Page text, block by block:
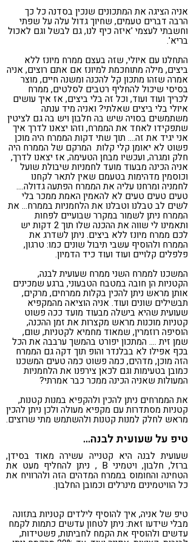
אניה הציגה את המתכונים שנכין בסדנה כל כך
הרבה דברים טעמים, שחיוך גדול עלה על שפתי
וחשבתי לעצמי 'איזה כיף לנו, גם לבשל וגם לאכול
בריא'.
התחלנו עם איולי, שזה בעצם ממרח מיונז ללא
ביצים, מילה מתוחכמת למיונז אם אתם רוצים, אניה
אמרה שזהו מתכון קל להכנה ומשנה חיים, מוצר
בסיסי שיכול להחליף רטבים לסלטים, ממרח
לכריך ועוד ועוד, וכל זה בלי ביצים, אז איך עושים
איולי בלי ביצים שאלתי? ואניה מיד ענתה
משתמשים בסויה שיש בה חלבון ויש בה גם לציטין
שתפקידו לאחד את הממרח, וזהו יצאנו לדרך איך
אני יגיד את זה…. תוך שתי דקות הממרח היה מוכן
פשוט לא יאומן קלי קלות המרקם של הממרח היה
חלק ומגרה, ועכשיו מבחן הטעימה, אז יצאנו לדרך,
אניה הכינה מבעוד מועד לחמניות שיבולת שועל
וכוסמין מדהימות בטעמם שאין לתאר לקחנו
לחמניה ומרחנו עליה את הממרח הפתעה גדולה….
טעים טעים טעים לא להאמין האמת ממכר בלי
לשים לב טבלנו וטבלנו את הלחמניות בממרח… את
הממרח ניתן לשמור במקרר שבועיים לפחות
ותאמינו לי שווה את ההכנה שלו תוך 2 דקות יש
לכם ממרח מיונז ללא ביצים. ניתן לשדרג את
הממרח ולהוסיף עשבי תיבול שונים כמו: טרגון,
פלפלים קלויים ועוד ועוד כיד הדמיון.
המשכנו לממרח השני ממרח שעועית לבנה,
הקטניות הן חובה במטבח הטבעוני, ברגע שמכינים
אותן מראש ניתן להכין בקלות ממרחים, מרקים,
תבשילים שונים ועוד. אניה הוציאה מהמקפיא
שעועית שהיא בישלה מבעוד מועד ככה פשוט
קטניות מוכנות מראש מקצרות את זמן ההכנה,
הוסיפה רוזמרין, שמאוד מחמיא לקטניות, שום,
שמן זית …. המתכון יפורט בהמשך ערבבה את הכל
בכף אפילו לא בבלנדר והופ תוך דקה גם הממרח
הזה מוכן, מדהים, כמה פשוט כמה טעים המשכנו
כמובן בטעימות וגם לכאן צירפנו את הלחמניות
המעולות שאניה הכינה ממכר כבר אמרתי?
את הממרחים ניתן להכין ולהקפיא במנות קטנות,
קטניות מסתדרות עם מקפיא מעולה ולכן ניתן להכין
מראש לחלק למנות קטנות ולהשתמש מתי שרוצים.
טיפ על שעועית לבנה…
שעועית לבנה היא קטנייה עשירה מאוד בסידן,
ברזל, חלבון, ויטמיני B , ניתן להחליף מעט את
הטחינה והחומוס בממרח המדהים הזה ולהרוויח את
כל הוויטמינים מינרלים וכמובן החלבון.
טיפ של אניה, איך להוסיף לילדים קטניות בתזונה
מבלי שידעו זאת: ניתן לטחון עדשים כתמות לקמח
עדשים ולהוסיף את הקמח לחביתות, פשטידות,